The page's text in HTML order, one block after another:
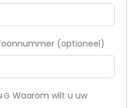
(optioneel)
Waarom wilt u uw